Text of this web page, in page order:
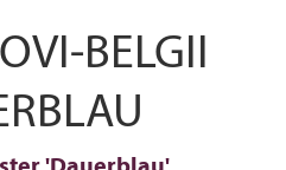
BELGII